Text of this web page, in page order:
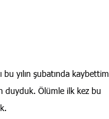
bu yılın şubatında kaybettim
duyduk. Ölümle ilk kez bu